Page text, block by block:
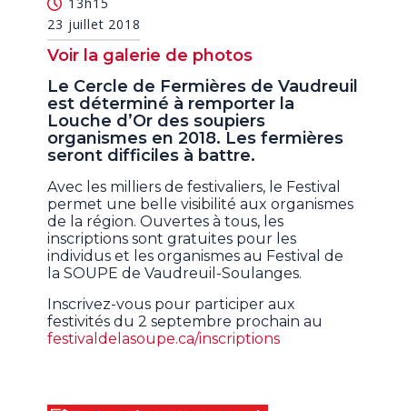
23 juillet 2018
Voir la galerie de photos
Le Cercle de Fermières de Vaudreuil
est déterminé à remporter la
Louche d’Or des soupiers
organismes en 2018. Les fermières
seront difficiles à battre.
Avec les milliers de festivaliers, le Festival
permet une belle visibilité aux organismes
de la région. Ouvertes à tous, les
inscriptions sont gratuites pour les
individus et les organismes au Festival de
la SOUPE de Vaudreuil-Soulanges.
Inscrivez-vous pour participer aux
festivités du 2 septembre prochain au
festivaldelasoupe.ca/inscriptions